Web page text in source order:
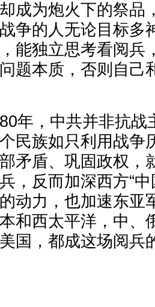
成为炮火下的祭品
争的人无论目标多
能独立思考看阅兵
题本质，否则自己
年，中共并非抗战
民族如只利用战争
矛盾、巩固政权，
，反而加深西方“
动力，也加速东亚
和西太平洋，中、
国，都成这场阅兵